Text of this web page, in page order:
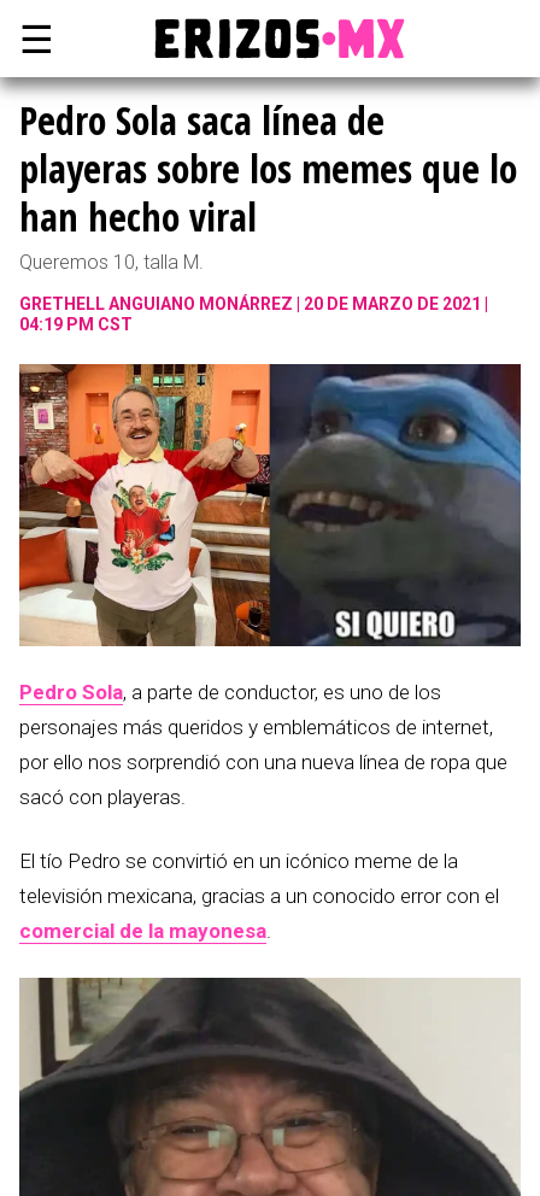
☰
Pedro Sola saca línea de
playeras sobre los memes que lo
han hecho viral
Queremos 10, talla M.
GRETHELL ANGUIANO MONÁRREZ
20 DE MARZO DE 2021 |
04:19 PM CST
Pedro Sola, a parte de conductor, es uno de los
personajes más queridos y emblemáticos de internet,
por ello nos sorprendió con una nueva línea de ropa que
sacó con playeras.
El tío Pedro se convirtió en un icónico meme de la
televisión mexicana, gracias a un conocido error con el
comercial de la mayonesa.